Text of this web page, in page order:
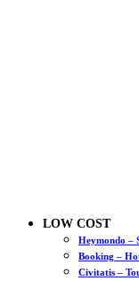
LOW COST
Heymondo –
Booking –
Civitatis –